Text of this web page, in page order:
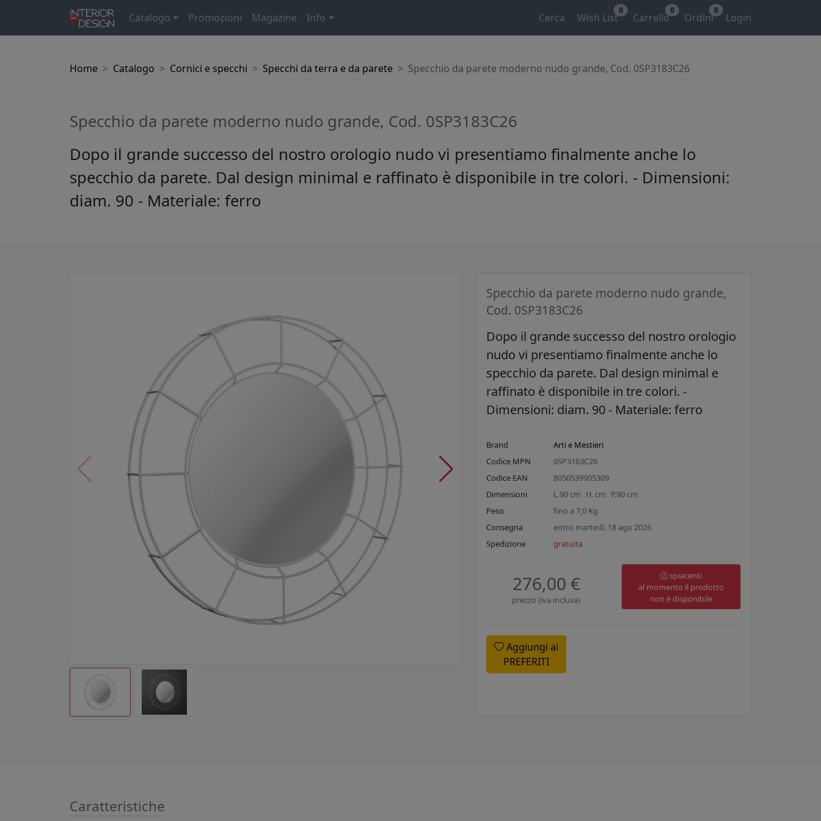
Catalogo Promozioni Magazine Info Cerca Wish List
0
Carrello
0
Ordini
0
Login
Home Catalogo Cornici e specchi Specchi da terra e da parete Specchio da parete moderno nudo grande, Cod. 0SP3183C26
Specchio da parete moderno nudo grande, Cod. 0SP3183C26
Dopo il grande successo del nostro orologio nudo vi presentiamo finalmente anche lo
specchio da parete. Dal design minimal e raffinato è disponibile in tre colori. - Dimensioni:
diam. 90 - Materiale: ferro
Specchio da parete moderno nudo grande,
Cod. 0SP3183C26
Dopo il grande successo del nostro orologio
nudo vi presentiamo finalmente anche lo
specchio da parete. Dal design minimal e
raffinato è disponibile in tre colori. -
Dimensioni: diam. 90 - Materiale: ferro
Brand
Arti e Mestieri
Codice MPN
0SP3183C26
Codice EAN
8050539905309
Dimensioni
L.90 cm H. cm P.90 cm
Peso
fino a7,0 Kg
Consegna
entro martedì, 18 ago 2026
Spedizione
gratuita
276,00 €
prezzo (iva inclusa)
spiacenti
al momento il prodotto
non è disponibile
Aggiungi ai
PREFERITI
Caratteristiche